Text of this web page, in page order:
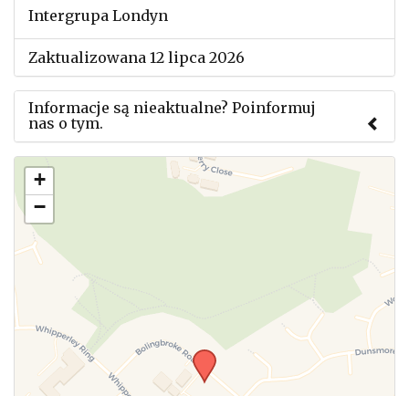
Intergrupa Londyn
Zaktualizowana 12 lipca 2026
Informacje są nieaktualne? Poinformuj
nas o tym.
Użyj tego formularza aby przesłać informację o
zmianach w powyższym mityngu.
+
−